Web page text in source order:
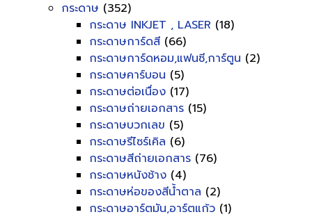
กระดาษ (352)
กระดาษ INKJET , LASER (18)
กระดาษการ์ดสี (66)
กระดาษการ์ดหอม,แฟนซี,การ์ตูน (2)
กระดาษคาร์บอน (5)
กระดาษต่อเนื่อง (17)
กระดาษถ่ายเอกสาร (15)
กระดาษบวกเลข (5)
กระดาษรีไซร์เคิล (6)
กระดาษสีถ่ายเอกสาร (76)
กระดาษหนังช้าง (4)
กระดาษห่อของสีน้ำตาล (2)
กระดาษอาร์ตมัน,อาร์ตแก้ว (1)